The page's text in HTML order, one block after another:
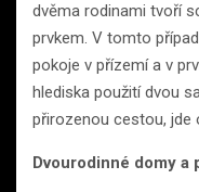
dvěma rodinami tvoří
prvkem. V tomto
pokoje v přízemí a v
hlediska použití dvou
přirozenou cestou, jde
Dvourodinné domy a